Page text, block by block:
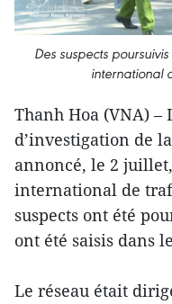
Des suspects
international
Thanh Hoa (VNA) –
d’investigation de
annoncé, le 2
international de
suspects ont été
ont été saisis dans
Le réseau était